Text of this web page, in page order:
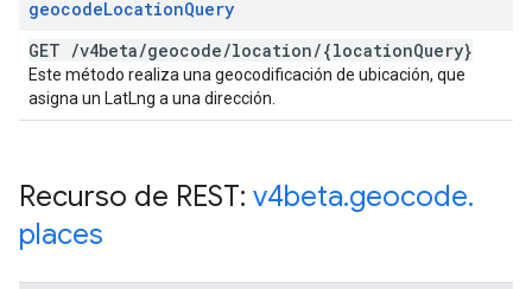
geocodeLocationQuery
GET /v4beta/geocode/location/{locationQuery}
Este método realiza una geocodificación de ubicación, que
asigna un LatLng a una dirección.
Recurso de REST: v4beta.geocode.
places